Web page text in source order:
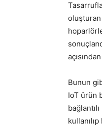
oluşturan
Bunun
IoT ürün